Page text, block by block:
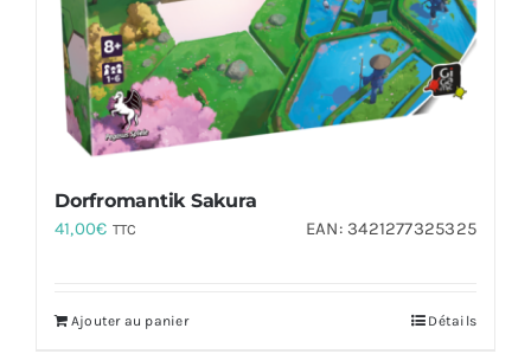
Dorfromantik Sakura
41,00€ TTC EAN:3421277325325
Ajouter au panier Détails